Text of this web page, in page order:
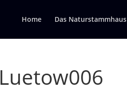
Home Das Naturstammhaus